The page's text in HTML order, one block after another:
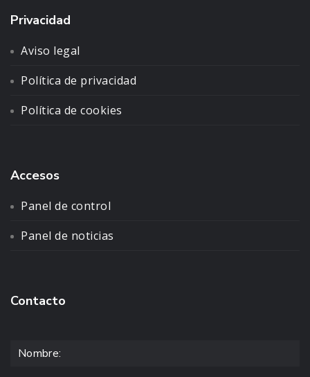
Privacidad
Aviso legal
Política de privacidad
Política de cookies
Accesos
Panel de control
Panel de noticias
Contacto